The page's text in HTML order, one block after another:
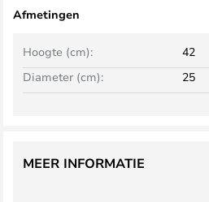
Afmetingen
Hoogte (cm):
42
Diameter (cm):
25
MEER INFORMATIE